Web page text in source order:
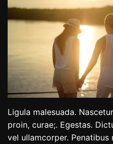
Ligula malesuada.
proin, curae;. Egestas.
vel ullamcorper.